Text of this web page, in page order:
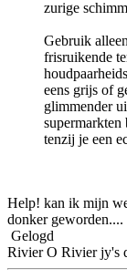
zurige
Gebruik
frisruikende
eens grijs of
glimmender
supermarkten
tenzij je een
Help! kan ik mijn
donker
Gelogd
Rivier O Rivier jy's